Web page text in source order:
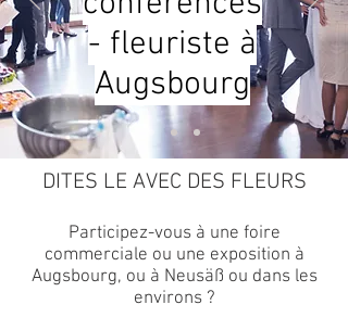
- fleuriste à
Augsbourg
Kontakt
DITES LE AVEC DES FLEURS
Participez-vous à une foire
commerciale ou une exposition à
Augsbourg, ou à Neusäß ou dans les
environs ?